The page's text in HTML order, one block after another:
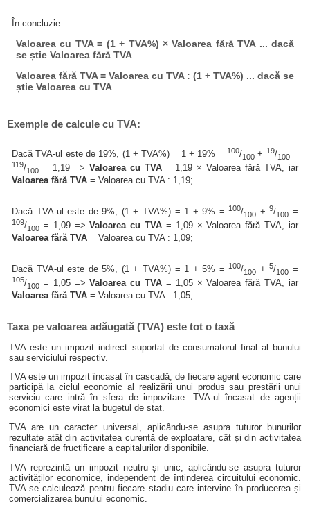
În concluzie:
Valoarea cu TVA = (1 + TVA%) × Valoarea fără TVA ... dacă
se știe Valoarea fără TVA
Valoarea fără TVA = Valoarea cu TVA : (1 + TVA%) ... dacă se
știe Valoarea cu TVA
Exemple de calcule cu TVA:
Dacă TVA-ul este de 19%, (1 + TVA%) = 1 + 19% = 100/100+ 19/100=
119/100 = 1,19 => Valoarea cu TVA= 1,19 × Valoarea fără TVA, iar
Valoarea fără TVA = Valoarea cu TVA : 1,19;
Dacă TVA-ul este de 9%, (1 + TVA%) = 1 + 9% =100/100 +9/100 =
109/100 = 1,09 =>Valoarea cu TVA = 1,09 × Valoarea fără TVA, iar
Valoarea fără TVA = Valoarea cu TVA : 1,09;
Dacă TVA-ul este de 5%, (1 + TVA%) = 1 + 5% =100/100 +5/100 =
105/100 = 1,05 =>Valoarea cu TVA = 1,05 × Valoarea fără TVA, iar
Valoarea fără TVA = Valoarea cu TVA : 1,05;
Taxa pe valoarea adăugată (TVA) este tot o taxă
TVA este un impozit indirect suportat de consumatorul final al bunului
sau serviciului respectiv.
TVA este un impozit încasat în cascadă, de fiecare agent economic care
participă la ciclul economic al realizării unui produs sau prestării unui
serviciu care intră în sfera de impozitare. TVA-ul încasat de agenții
economici este virat la bugetul de stat.
TVA are un caracter universal, aplicându-se asupra tuturor bunurilor
rezultate atât din activitatea curentă de exploatare, cât și din activitatea
financiară de fructificare a capitalurilor disponibile.
TVA reprezintă un impozit neutru și unic, aplicându-se asupra tuturor
activităților economice, independent de întinderea circuitului economic.
TVA se calculează pentru fiecare stadiu care intervine în producerea și
comercializarea bunului economic.